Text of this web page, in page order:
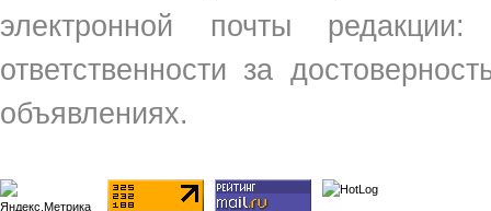
электронной почты
ответственности за
объявлениях.